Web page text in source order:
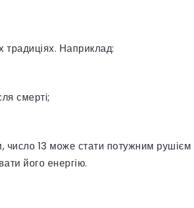
традиціях. Наприклад:
смерті;
число 13 може стати потужним рушієм
його енергію.